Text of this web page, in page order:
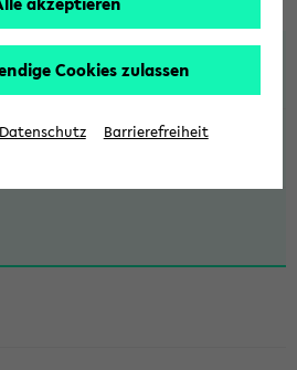
Cookies zulassen
Datenschutz Barrierefreiheit